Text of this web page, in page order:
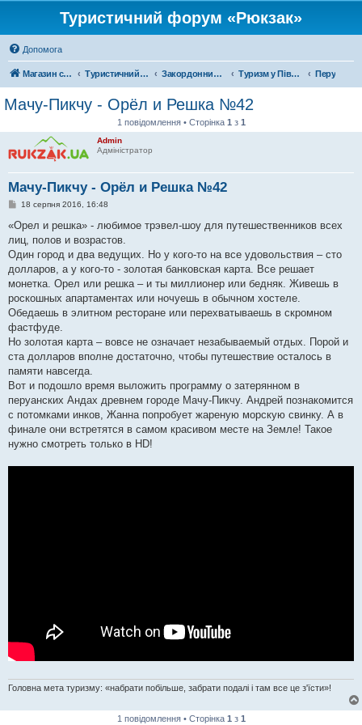
Туристичний форум «Рюкзак»
Допомога
Магазин спорядження Туристичний форум «Рюкзак» Закордонний туризм Туризм у Південній Америці Перу
Мачу-Пикчу - Орёл и Решка №42
1 повідомлення • Сторінка 1 з 1
Admin
Адміністратор
Мачу-Пикчу - Орёл и Решка №42
П
в
д
о
м
л
е
н
я
18 серпня 2016, 16:48
«Орел и решка» - любимое трэвел-шоу для путешественников всех
лиц, полов и возрастов.
Один город и два ведущих. Но у кого-то на все удовольствия – сто
долларов, а у кого-то - золотая банковская карта. Все решает
монетка. Орел или решка – и ты миллионер или бедняк. Живешь в
роскошных апартаментах или ночуешь в обычном хостеле.
Обедаешь в элитном ресторане или перехватываешь в скромном
фастфуде.
Но золотая карта – вовсе не означает незабываемый отдых. Порой и
ста долларов вполне достаточно, чтобы путешествие осталось в
памяти навсегда.
Вот и подошло время выложить программу о затерянном в
перуанских Андах древнем городе Мачу-Пикчу. Андрей познакомится
с потомками инков, Жанна попробует жареную морскую свинку. А в
финале они встретятся в самом красивом месте на Земле! Такое
нужно смотреть только в HD!
Головна мета туризму: «набрати побільше, забрати подалі і там все це з'їсти»!
1 повідомлення • Сторінка 1 з 1